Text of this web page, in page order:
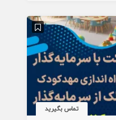
تماس بگیرید